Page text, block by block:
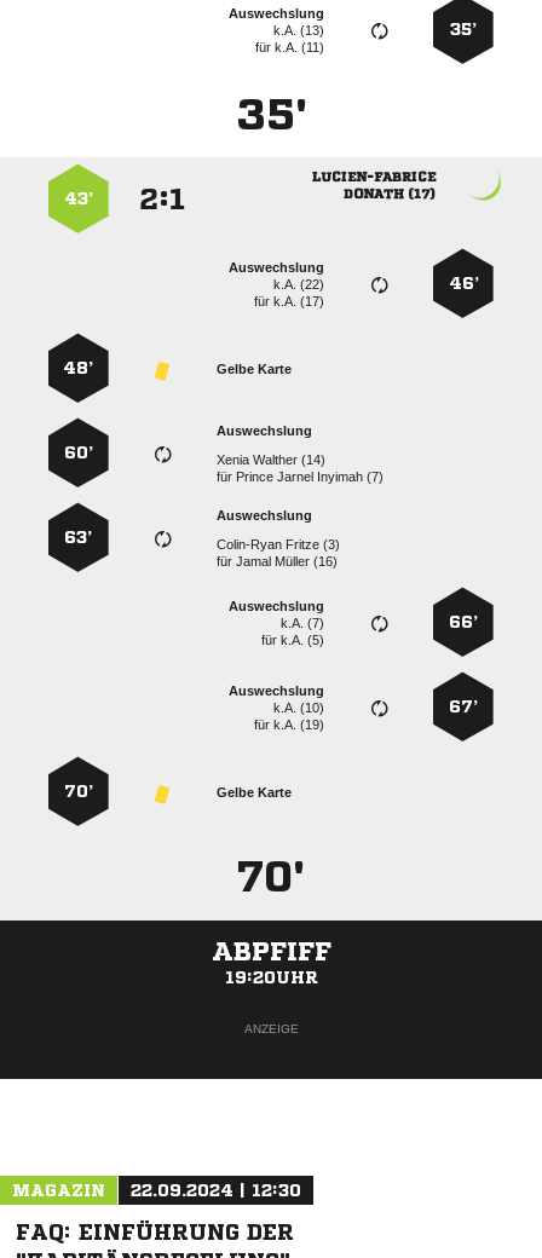
35’
Auswechslung
k.A. (13)
fürk.A. (11)
35'

 
:
43’
46’
Auswechslung
k.A. (22)
fürk.A. (17)
Gelbe Karte
48’
Auswechslung
  
für    
60’
Auswechslung
  
für  
63’
66’
Auswechslung
k.A. (7)
fürk.A. (5)
67’
Auswechslung
k.A. (10)
fürk.A. (19)
Gelbe Karte
70’
70'
ABPFIFF
19:20UHR
ANZEIGE
MAGAZIN 22.09.2024 | 12:30
FAQ: EINFÜHRUNG DER